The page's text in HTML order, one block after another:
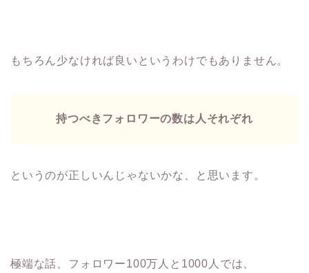
もちろん少なければ良いというわけでもありません。
持つべきフォロワーの数は人それぞれ
というのが正しいんじゃないかな、と思います。
極端な話、フォロワー100万人と1000人では、